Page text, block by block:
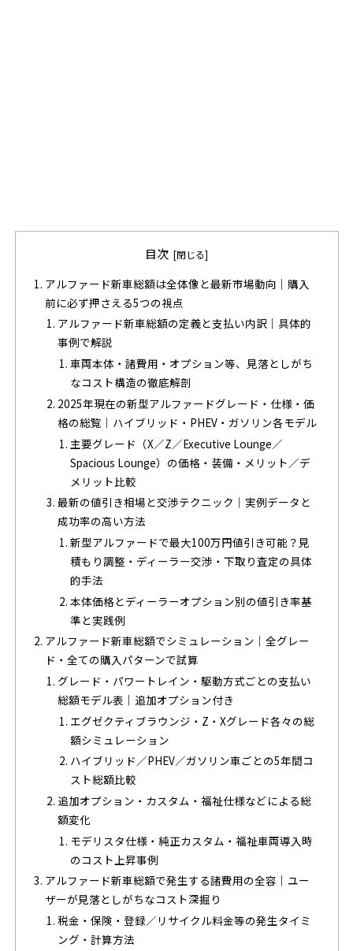
目次
アルファード新車総額は全体像と最新市場動向｜購入
前に必ず押さえる5つの視点
アルファード新車総額の定義と支払い内訳｜具体的
事例で解説
車両本体・諸費用・オプション等、見落としがち
なコスト構造の徹底解剖
2025年現在の新型アルファードグレード・仕様・価
格の総覧｜ハイブリッド・PHEV・ガソリン各モデル
主要グレード（X／Z／Executive Lounge／
Spacious Lounge）の価格・装備・メリット／デ
メリット比較
最新の値引き相場と交渉テクニック｜実例データと
成功率の高い方法
新型アルファードで最大100万円値引き可能？見
積もり調整・ディーラー交渉・下取り査定の具体
的手法
本体価格とディーラーオプション別の値引き率基
準と実践例
アルファード新車総額でシミュレーション｜全グレー
ド・全ての購入パターンで試算
グレード・パワートレイン・駆動方式ごとの支払い
総額モデル表｜追加オプション付き
エグゼクティブラウンジ・Z・Xグレード各々の総
額シミュレーション
ハイブリッド／PHEV／ガソリン車ごとの5年間コ
スト総額比較
追加オプション・カスタム・福祉仕様などによる総
額変化
モデリスタ仕様・純正カスタム・福祉車両導入時
のコスト上昇事例
アルファード新車総額で発生する諸費用の全容｜ユー
ザーが見落としがちなコスト深掘り
税金・保険・登録／リサイクル料金等の発生タイミ
ング・計算方法